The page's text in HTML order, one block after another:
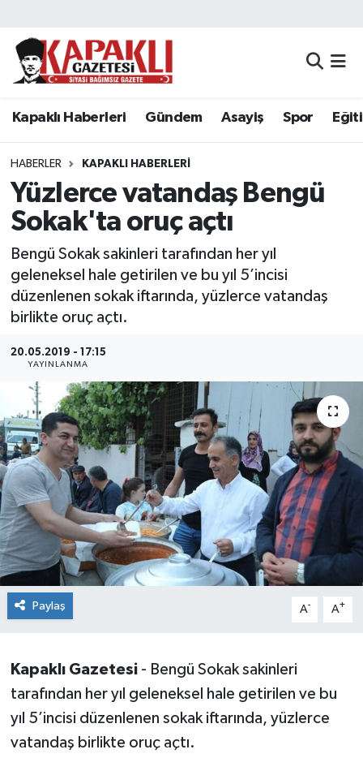
Kapaklı Haberleri Gündem Asayiş Spor
HABERLER KAPAKLI HABERLERI
Yüzlerce vatandaş Bengü
Sokak'ta oruç açtı
Bengü Sokak sakinleri tarafından her yıl
geleneksel hale getirilen ve bu yıl 5’incisi
düzenlenen sokak iftarında, yüzlerce vatandaş
birlikte oruç açtı.
20.05.2019 - 17:15
YAYINLANMA
Paylaş A- A+
Kapaklı Gazetesi- Bengü Sokak sakinleri
tarafından her yıl geleneksel hale getirilen ve bu
yıl 5’incisi düzenlenen sokak iftarında, yüzlerce
vatandaş birlikte oruç açtı.
Kapaklı Haberleri
Asayiş
Spor
Eğitim
Siyaset
Resmi Reklamlar
Tekirdağ
Ekonomi
Sağlık
Teknoloji
Yaşam
Tekirdağ Nöbetçi Eczaneler
Tekirdağ Namaz Vakitleri
Tekirdağ Trafik Yoğunluk Haritası
Süper Lig Puan Durumu ve Fikstür
Tüm Manşetler
Son Dakika Haberleri
Haber Arşivi